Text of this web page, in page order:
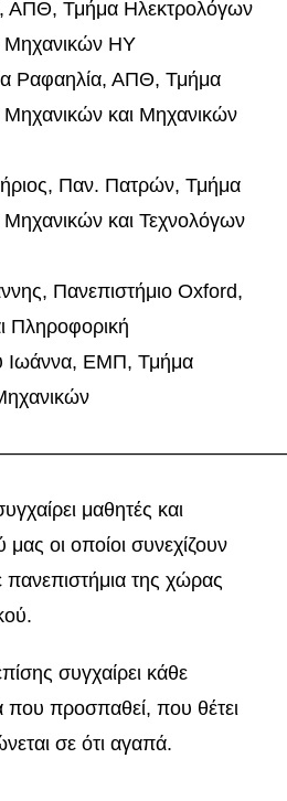
ΑΠΘ, Τμήμα Ηλεκτρολόγων
Μηχανικών ΗΥ
Ραφαηλία, ΑΠΘ, Τμήμα
και Μηχανικών
Παν. Πατρών, Τμήμα
και Τεχνολόγων
Πανεπιστήμιο Oxford,
Πληροφορική
Ιωάννα, ΕΜΠ, Τμήμα
μαθητές και
οι οποίοι συνεχίζουν
πανεπιστήμια της χώρας
συγχαίρει κάθε
που προσπαθεί, που θέτει
σε ότι αγαπά.